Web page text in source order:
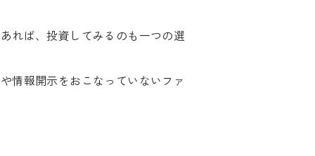
れば、投資してみるのも一つの選
情報開示をおこなっていないファ